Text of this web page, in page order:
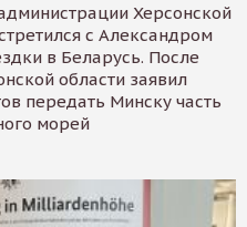
Херсонской
с Александром
в Беларусь. После
области заявил
передать Минску часть
морей